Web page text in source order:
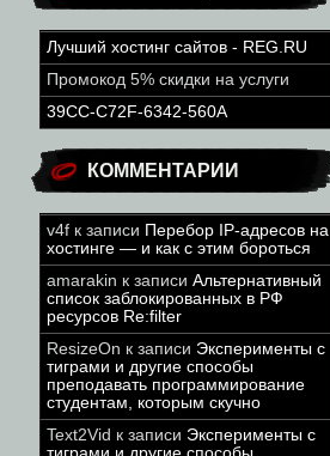
Лучший хостинг сайтов - REG.RU
Промокод 5% скидки на услуги
39CC-C72F-6342-560A
КОММЕНТАРИИ
v4f к записи Перебор IP-адресов на
хостинге — и как с этим бороться
amarakin к записи Альтернативный
список заблокированных в РФ
ресурсов Re:filter
ResizeOn к записи Эксперименты с
тиграми и другие способы
преподавать программирование
студентам, которым скучно
Text2Vid к записи Эксперименты с